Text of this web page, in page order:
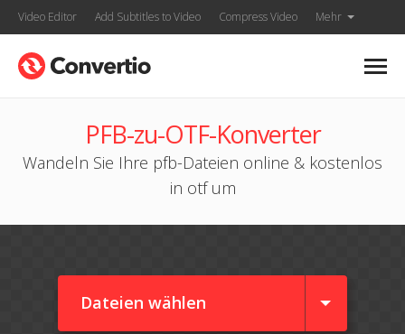
Video Editor Add Subtitles to Video Compress Video Mehr
PFB-zu-OTF-Konverter
Wandeln Sie Ihre pfb-Dateien online & kostenlos
in otf um
Dateien wählen